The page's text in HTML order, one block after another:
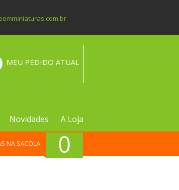
MEU PEDIDO ATUAL
Novidades A Loja
0
NA SACOLA